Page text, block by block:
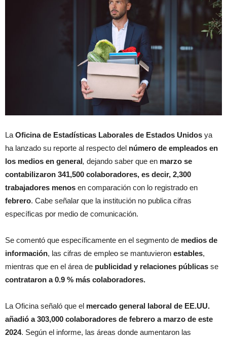
La Oficina de Estadísticas Laborales de Estados Unidos ya
ha lanzado su reporte al respecto del número de empleados en
los medios en general, dejando saber que en marzo se
contabilizaron 341,500 colaboradores, es decir, 2,300
trabajadores menos en comparación con lo registrado en
febrero. Cabe señalar que la institución no publica cifras
específicas por medio de comunicación.
Se comentó que específicamente en el segmento de medios de
información, las cifras de empleo se mantuvieron estables,
mientras que en el área de publicidad y relaciones públicas se
contrataron a 0.9 % más colaboradores.
La Oficina señaló que el mercado general laboral de EE.UU.
añadió a 303,000 colaboradores de febrero a marzo de este
2024. Según el informe, las áreas donde aumentaron las